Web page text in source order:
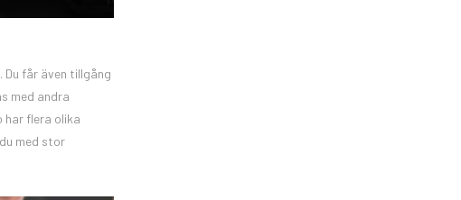
får även tillgång
med andra
flera olika
med stor